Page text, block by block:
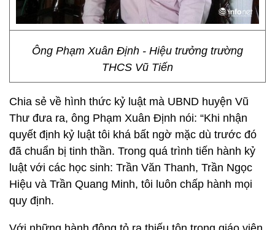
Ông Phạm Xuân Định - Hiệu trưởng trường
THCS Vũ Tiến
Chia sẻ về hình thức kỷ luật mà UBND huyện Vũ
Thư đưa ra, ông Phạm Xuân Định nói: “Khi nhận
quyết định kỷ luật tôi khá bất ngờ mặc dù trước đó
đã chuẩn bị tinh thần. Trong quá trình tiến hành kỷ
luật với các học sinh: Trần Văn Thanh, Trần Ngọc
Hiệu và Trần Quang Minh, tôi luôn chấp hành mọi
quy định.